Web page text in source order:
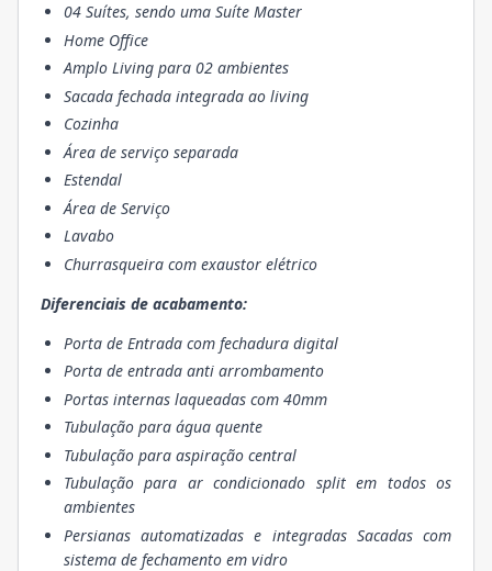
04 Suítes, sendo uma Suíte Master
Home Office
Amplo Living para 02 ambientes
Sacada fechada integrada ao living
Cozinha
Área de serviço separada
Estendal
Área de Serviço
Lavabo
Churrasqueira com exaustor elétrico
Diferenciais de acabamento:
Porta de Entrada com fechadura digital
Porta de entrada anti arrombamento
Portas internas laqueadas com 40mm
Tubulação para água quente
Tubulação para aspiração central
Tubulação para ar condicionado split em todos os
ambientes
Persianas automatizadas e integradas Sacadas com
sistema de fechamento em vidro